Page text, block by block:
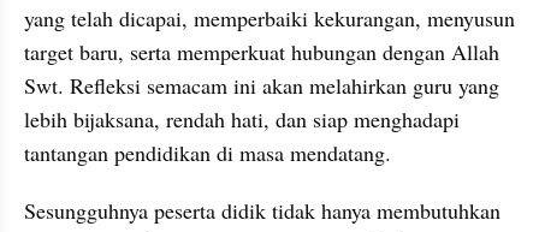
yang telah dicapai, memperbaiki kekurangan, menyusun
target baru, serta memperkuat hubungan dengan Allah
Swt. Refleksi semacam ini akan melahirkan guru yang
lebih bijaksana, rendah hati, dan siap menghadapi
tantangan pendidikan di masa mendatang.
Sesungguhnya peserta didik tidak hanya membutuhkan